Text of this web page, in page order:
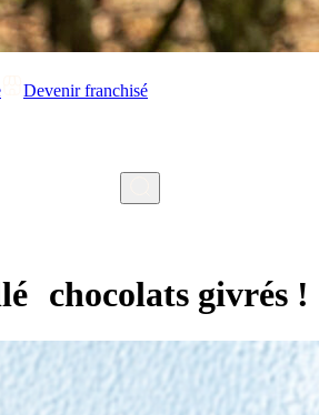
Devenir franchisé
chocolats givrés !